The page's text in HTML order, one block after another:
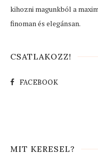
kihozni magunkból a
finoman és elegánsan.
CSATLAKOZZ!
FACEBOOK
MIT KERESEL?